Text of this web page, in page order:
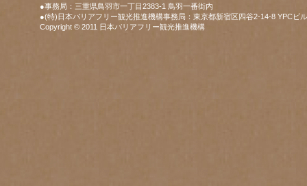
●事務局：三重県鳥羽市一丁目2383-1 鳥羽一番街内
●(特)日本バリアフリー観光推進機構事務局：東京都新宿区四谷2-14-8 YPCビ
Copyright © 2011 日本バリアフリー観光推進機構